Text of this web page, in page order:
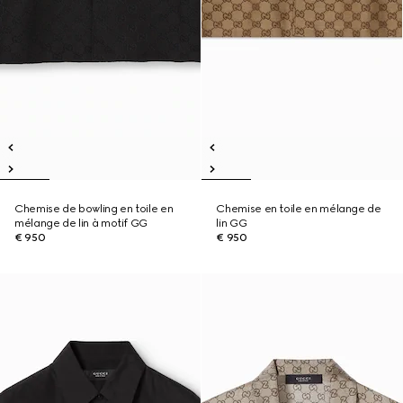
Chemise de bowling en toile en
mélange de lin à motif GG
€ 950
Chemise en toile en mélange de
lin GG
€ 950